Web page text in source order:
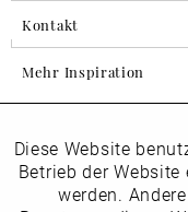
Kontakt
Mehr Inspiration
Folgen
Funktionale
Diese Website
Betrieb der
werden.